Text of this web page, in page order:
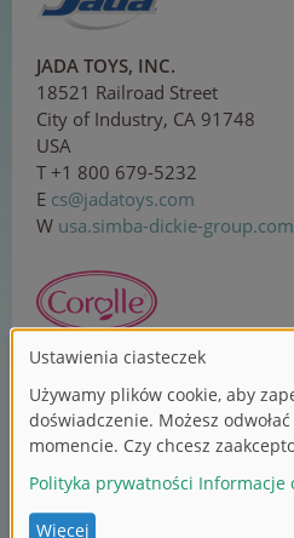
JADA TOYS, INC.
18521 Railroad Street
City of Industry, CA 91748
USA
T +1 800 679-5232
E cs@jadatoys.com
W usa.simba-dickie-group.com
Corolle SAS
ZI Sud, 1 rue Lavoisier
37130 Langeais
France
Econtact@corolle.c om
Wcorolle.com